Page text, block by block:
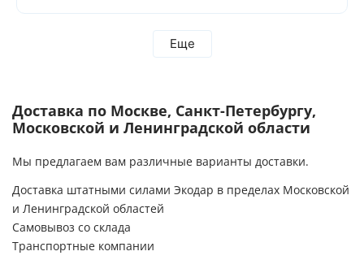
Еще
Доставка по Москве, Санкт-Петербургу,
Московской и Ленинградской области
Мы предлагаем вам различные варианты доставки.
Доставка штатными силами Экодар в пределах Московской
и Ленинградской областей
Самовывоз со склада
Транспортные компании